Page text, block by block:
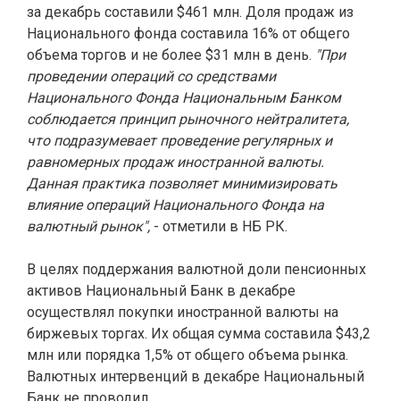
за декабрь составили $461 млн. Доля продаж из
Национального фонда составила 16% от общего
объема торгов и не более $31 млн в день. "При
проведении операций со средствами
Национального Фонда Национальным Банком
соблюдается принцип рыночного нейтралитета,
что подразумевает проведение регулярных и
равномерных продаж иностранной валюты.
Данная практика позволяет минимизировать
влияние операций Национального Фонда на
валютный рынок", - отметили в НБ РК.
В целях поддержания валютной доли пенсионных
активов Национальный Банк в декабре
осуществлял покупки иностранной валюты на
биржевых торгах. Их общая сумма составила $43,2
млн или порядка 1,5% от общего объема рынка.
Валютных интервенций в декабре Национальный